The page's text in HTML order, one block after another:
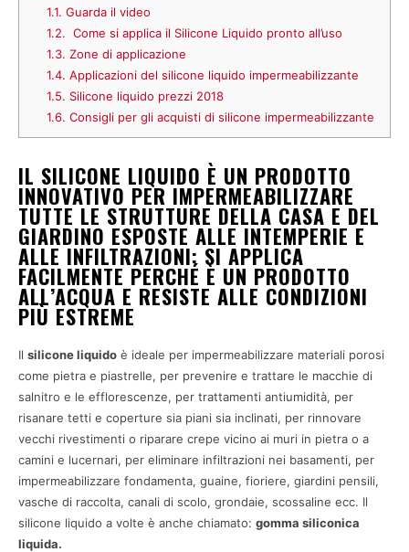
1.1. Guarda il video
1.2. Come si applica il Silicone Liquido pronto all’uso
1.3. Zone di applicazione
1.4. Applicazioni del silicone liquido impermeabilizzante
1.5. Silicone liquido prezzi 2018
1.6. Consigli per gli acquisti di silicone impermeabilizzante
IL SILICONE LIQUIDO È UN PRODOTTO
INNOVATIVO PER IMPERMEABILIZZARE
TUTTE LE STRUTTURE DELLA CASA E DEL
GIARDINO ESPOSTE ALLE INTEMPERIE E
ALLE INFILTRAZIONI: SI APPLICA
FACILMENTE PERCHÉ È UN PRODOTTO
ALL’ACQUA E RESISTE ALLE CONDIZIONI
PIÙ ESTREME
Il silicone liquido è ideale per impermeabilizzare materiali porosi
come pietra e piastrelle, per prevenire e trattare le macchie di
salnitro e le efflorescenze, per trattamenti antiumidità, per
risanare tetti e coperture sia piani sia inclinati, per rinnovare
vecchi rivestimenti o riparare crepe vicino ai muri in pietra o a
camini e lucernari, per eliminare infiltrazioni nei basamenti, per
impermeabilizzare fondamenta, guaine, fioriere, giardini pensili,
vasche di raccolta, canali di scolo, grondaie, scossaline ecc. Il
silicone liquido a volte è anche chiamato: gomma siliconica
liquida.